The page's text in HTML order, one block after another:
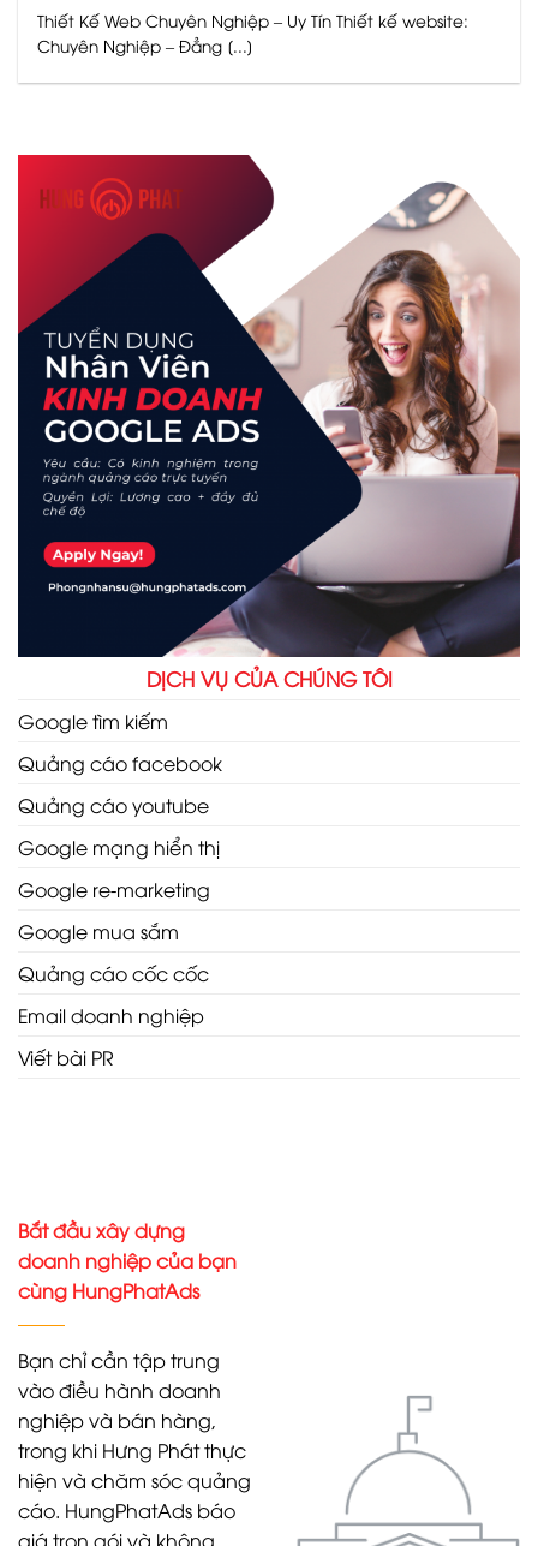
Thiết Kế Web Chuyên Nghiệp – Uy Tín Thiết kế website:
Chuyên Nghiệp – Đẳng [...]
DỊCH VỤ CỦA CHÚNG TÔI
Google tìm kiếm
Quảng cáo facebook
Quảng cáo youtube
Google mạng hiển thị
Google re-marketing
Google mua sắm
Quảng cáo cốc cốc
Email doanh nghiệp
Viết bài PR
Bắt đầu xây dựng
doanh nghiệp của bạn
cùng HungPhatAds
Bạn chỉ cần tập trung
vào điều hành doanh
nghiệp và bán hàng,
trong khi Hưng Phát thực
hiện và chăm sóc quảng
cáo. HungPhatAds báo
giá trọn gói và không